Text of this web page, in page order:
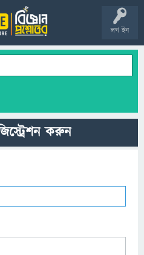
লগ ইন
করুন